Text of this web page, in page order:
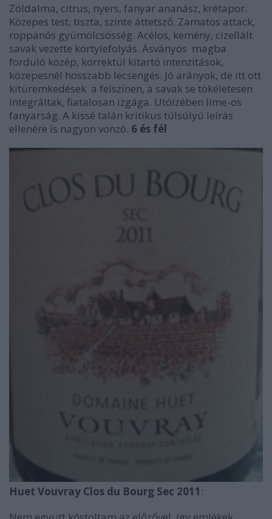
Zöldalma, citrus, nyers, fanyar ananász, krétapor.
Közepes test, tiszta, szinte áttetsző. Zamatos attack,
roppanós gyümölcsösség. Acélos, kemény, cizellált
savak vezette kortylefolyás. Ásványos magba
forduló közép, korrektül kitartó intenzitások,
közepesnél hosszabb lecsengés. Jó arányok, de itt ott
kitüremkedések a felszínen, a savak se tökéletesen
integráltak, fiatalosan izgága. Utóízében lime-os
fanyarság. A kissé talán kritikus túlsúlyú leírás
ellenére is nagyon vonzó. 6 és fél
Huet Vouvray Clos du Bourg Sec 2011 :